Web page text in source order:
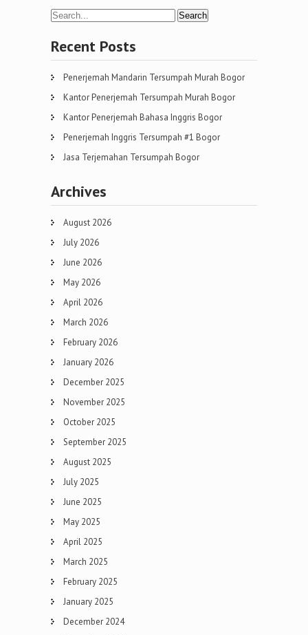
Recent Posts
Penerjemah Mandarin Tersumpah Murah Bogor
Kantor Penerjemah Tersumpah Murah Bogor
Kantor Penerjemah Bahasa Inggris Bogor
Penerjemah Inggris Tersumpah #1 Bogor
Jasa Terjemahan Tersumpah Bogor
Archives
August 2026
July 2026
June 2026
May 2026
April 2026
March 2026
February 2026
January 2026
December 2025
November 2025
October 2025
September 2025
August 2025
July 2025
June 2025
May 2025
April 2025
March 2025
February 2025
January 2025
December 2024